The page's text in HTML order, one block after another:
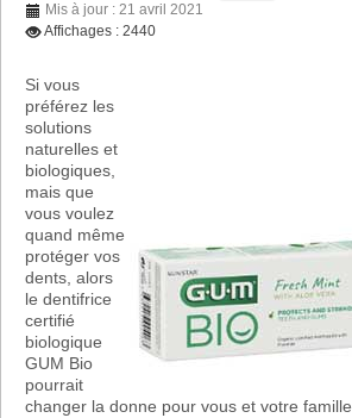
Mis à jour : 21 avril 2021
Affichages : 2440
Si vous
préférez les
solutions
naturelles et
biologiques,
mais que
vous voulez
quand même
protéger vos
dents, alors
le dentifrice
certifié
biologique
GUM Bio
pourrait
changer la donne pour vous et votre famille.